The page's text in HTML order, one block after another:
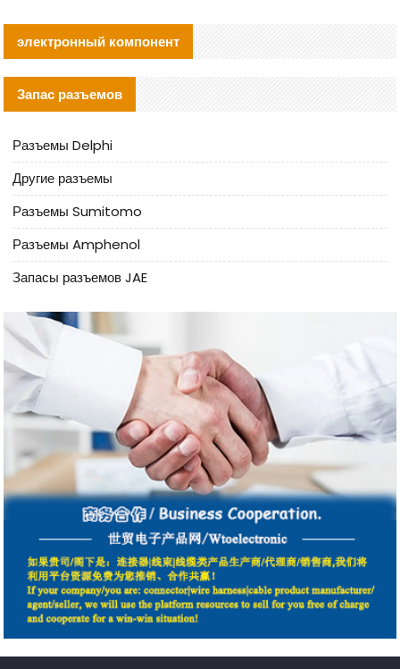
электронный компонент
Запас разъемов
Разъемы Delphi
Другие разъемы
Разъемы Sumitomo
Разъемы Amphenol
Запасы разъемов JAE